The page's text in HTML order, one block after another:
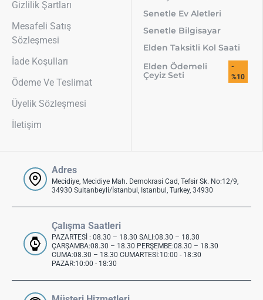
Gizlilik Şartları
Mesafeli Satış
Sözleşmesi
İade Koşulları
Ödeme Ve Teslimat
Üyelik Sözleşmesi
İletişim
Senetle Ev Aletleri
Senetle Bilgisayar
Elden Taksitli Kol Saati
Elden Ödemeli
Çeyiz Seti
-
%10
Adres
Mecidiye, Mecidiye Mah. Demokrasi Cad, Tefsir Sk. No:12/9,
34930 Sultanbeyli/İstanbul, Istanbul, Turkey, 34930
Çalışma Saatleri
PAZARTESİ : 08.30 – 18.30 SALI:08.30 – 18.30
ÇARŞAMBA:08.30 – 18.30 PERŞEMBE:08.30 – 18.30
CUMA:08.30 – 18.30 CUMARTESİ:10:00 - 18:30
PAZAR:10:00 - 18:30